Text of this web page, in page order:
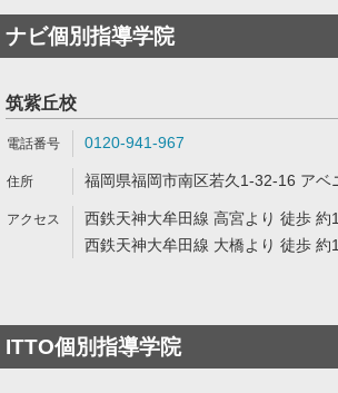
ナビ個別指導学院
筑紫丘校
0120-941-967
福岡県福岡市南区若久1-32-16 アベ
西鉄天神大牟田線 高宮より 徒歩 約
西鉄天神大牟田線 大橋より 徒歩 約
ITTO個別指導学院